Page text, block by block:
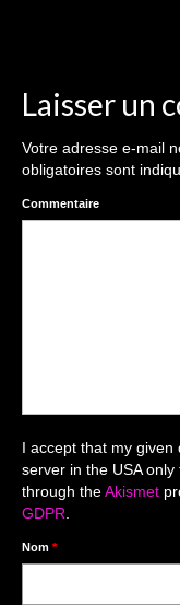
The smash
Séance Noël
Enfants
Galeries Privées
séance du
Laisser un
Votre adresse e-mail
obligatoires sont
Commentaire
I accept that my
server in the USA
through theAkismet
GDPR.
Nom *